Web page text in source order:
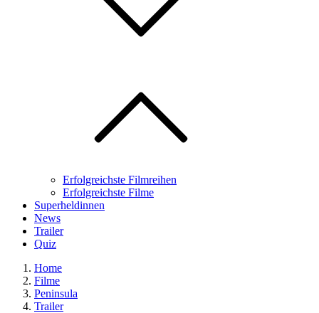
Erfolgreichste Filmreihen
Erfolgreichste Filme
Superheldinnen
News
Trailer
Quiz
Home
Filme
Peninsula
Trailer